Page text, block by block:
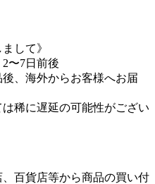
して》
〜7日前後
、海外からお客様へお届
稀に遅延の可能性がござい
百貨店等から商品の買い付